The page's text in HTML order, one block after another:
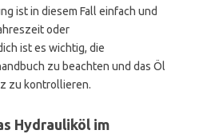
ist in diesem Fall einfach und
oder
ist es wichtig, die
zu beachten und das Öl
zu kontrollieren.
Hydrauliköl im